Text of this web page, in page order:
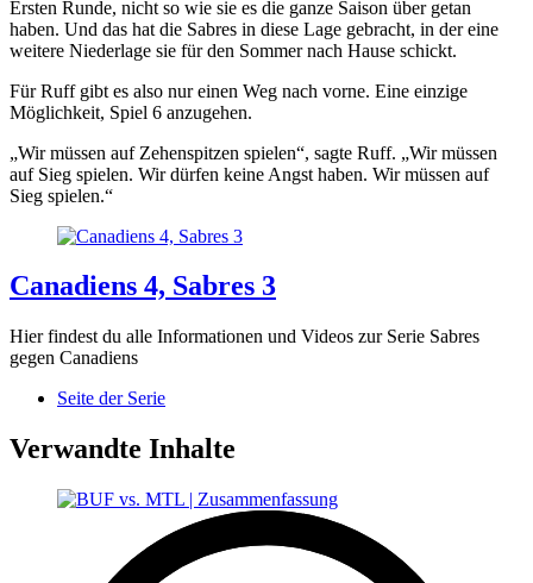
Ersten Runde, nicht so wie sie es die ganze Saison über getan
haben. Und das hat die Sabres in diese Lage gebracht, in der eine
weitere Niederlage sie für den Sommer nach Hause schickt.
Für Ruff gibt es also nur einen Weg nach vorne. Eine einzige
Möglichkeit, Spiel 6 anzugehen.
„Wir müssen auf Zehenspitzen spielen“, sagte Ruff. „Wir müssen
auf Sieg spielen. Wir dürfen keine Angst haben. Wir müssen auf
Sieg spielen.“
Canadiens 4, Sabres 3
Hier findest du alle Informationen und Videos zur Serie Sabres
gegen Canadiens
Seite der Serie
Verwandte Inhalte